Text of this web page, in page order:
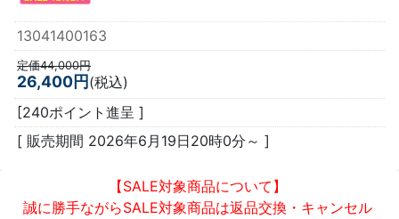
13041400163
定価44,000円
26,400円 (税込)
[240ポイント進呈 ]
[ 販売期間 2026年6月19日20時0分 ～ ]
【SALE対象商品について】
誠に勝手ながらSALE対象商品は返品交換・キャンセル